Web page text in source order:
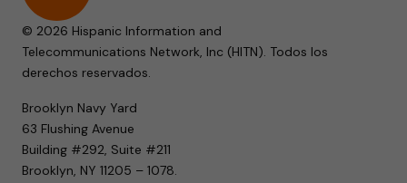
© 2026 Hispanic Information and
Telecommunications Network, Inc (HITN). Todos los
derechos reservados.
Brooklyn Navy Yard
63 Flushing Avenue
Building #292, Suite #211
Brooklyn, NY 11205 – 1078.